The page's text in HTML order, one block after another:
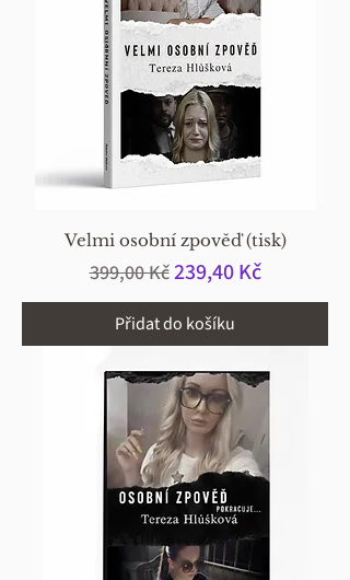
Velmi osobní zpověď (tisk)
Běžná cena
399,00 KčZvýhodněná cena
239,40 Kč
Přidat do košíku